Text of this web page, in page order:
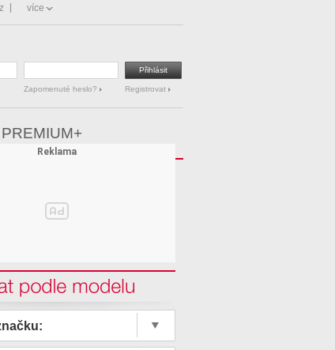
více
Zapomenuté heslo? Registrovat
PREMIUM+
podle modelu